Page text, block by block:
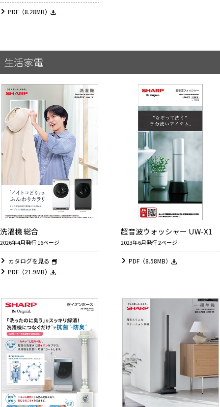
PDF（8.28MB）
生活家電
洗濯機 総合
2026年4月発行 16ページ
カタログを見る
PDF（21.9MB）
超音波ウォッシャー UW-X1
2023年6月発行 2ページ
PDF（8.58MB）